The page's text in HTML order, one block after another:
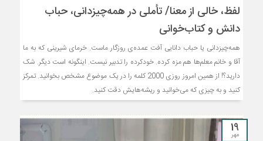
لفظ، خالی از معنا/ تأملی در همه‌چیزدانی، حباب
دانش و کتاب‌خوانی
همه‌چیزدانی یا حباب دانایی آفت عمده‌ی روزگار ماست. خرمای شیرینی که به ما
آقا و خانم معلم‌ها هم مزه کرده. خودکرده را تدبیر نیست. اینگونه‌ است دیگر. شک
دارید؟! از همین امروز روزی 2000 کلمه را در یک موضوع مشخص بخوانید. تمرکز
کنید و به چیزی که می‌خوانید و ریشه‌هایش دقت کنید.
19
مهر